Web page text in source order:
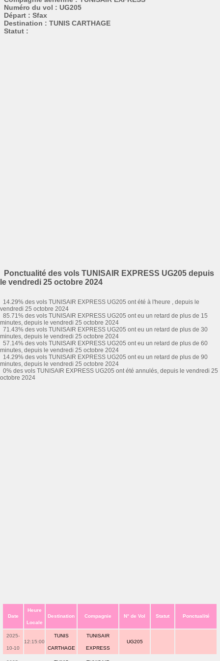
Numéro du vol : UG205
Départ : Sfax
Destination : TUNIS CARTHAGE
Statut :
Ponctualité des vols TUNISAIR EXPRESS UG205 depuis
le vendredi 25 octobre 2024
14.29% des vols TUNISAIR EXPRESS UG205 ont été à l'heure , depuis le
vendredi 25 octobre 2024
85.71% des vols TUNISAIR EXPRESS UG205 ont eu un retard de plus de 15
minutes, depuis le vendredi 25 octobre 2024
71.43% des vols TUNISAIR EXPRESS UG205 ont eu un retard de plus de 30
minutes, depuis le vendredi 25 octobre 2024
57.14% des vols TUNISAIR EXPRESS UG205 ont eu un retard de plus de 60
minutes, depuis le vendredi 25 octobre 2024
14.29% des vols TUNISAIR EXPRESS UG205 ont eu un retard de plus de 90
minutes, depuis le vendredi 25 octobre 2024
0% des vols TUNISAIR EXPRESS UG205 ont été annulés, depuis le vendredi 25
octobre 2024
Date
Heure
Locale
Destination Compagnie N° de Vol Statut Ponctualité
2025-
10-10
12:15:00
TUNIS
CARTHAGE
TUNISAIR
EXPRESS
UG205